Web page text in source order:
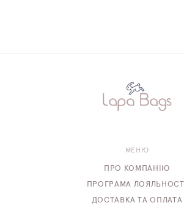
МЕНЮ
ПРО КОМПАНІЮ
ПРОГРАМА ЛОЯЛЬНОСТІ
ДОСТАВКА ТА ОПЛАТА